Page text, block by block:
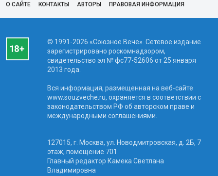
О САЙТЕ КОНТАКТЫ АВТОРЫ ПРАВОВАЯ ИНФОРМАЦИЯ
© 1991-2026 «Союзное Вече». Сетевое издание
зарегистрировано роскомнадзором,
свидетельство эл № фc77-52606 от 25 января
2013 года.
Вся информация, размещенная на веб-сайте
www.souzveche.ru, охраняется в соответствии с
законодательством РФ об авторском праве и
международными соглашениями.
127015, г. Москва, ул. Новодмитровская, д. 2Б, 7
этаж, помещение 701
Главный редактор Камека Светлана
Владимировна